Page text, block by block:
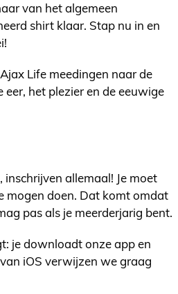
van het algemeen
shirt klaar. Stap nu in en
Life meedingen naar de
eer, het plezier en de eeuwige
allemaal! Je moet
mogen doen. Dat komt omdat
pas als je meerderjarig bent.
je downloadt onze app en
iOS verwijzen we graag